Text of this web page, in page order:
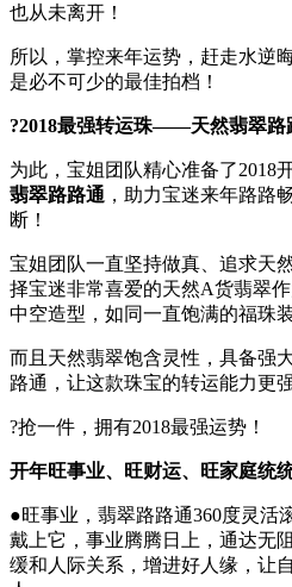
也从未离开！
所以，掌控来年运势，赶走水逆
是必不可少的最佳拍档！
?2018最强转运珠——天然翡翠路
为此，宝姐团队精心准备了
翡翠路路通 ，助力宝迷来年路路
断！
宝姐团队一直坚持做真、追求天
择宝迷非常喜爱的天然A货翡翠
中空造型，如同一直饱满的福珠
而且天然翡翠饱含灵性，具备强
路通，让这款珠宝的转运能力更强
?抢一件，拥有2018最强运势！
开年旺事业、旺财运、旺家庭统
●旺事业，翡翠路路通360度灵活
戴上它，事业腾腾日上，通达无
缓和人际关系，增进好人缘，让